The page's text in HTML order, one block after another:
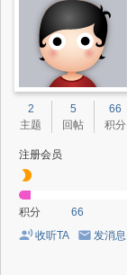
2
主题
5
回帖
66
积分
注册会员
积分
66
收听TA
发消息